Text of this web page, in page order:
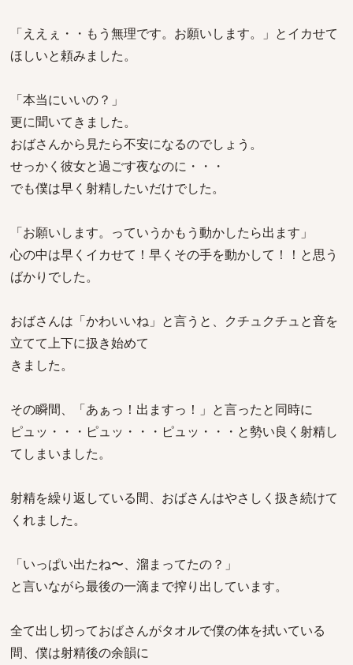
「ええぇ・・もう無理です。お願いします。」とイカせて
ほしいと頼みました。
「本当にいいの？」
更に聞いてきました。
おばさんから見たら不安になるのでしょう。
せっかく彼女と過ごす夜なのに・・・
でも僕は早く射精したいだけでした。
「お願いします。っていうかもう動かしたら出ます」
心の中は早くイカせて！早くその手を動かして！！と思う
ばかりでした。
おばさんは「かわいいね」と言うと、クチュクチュと音を
立てて上下に扱き始めて
きました。
その瞬間、「あぁっ！出ますっ！」と言ったと同時に
ピュッ・・・ピュッ・・・ピュッ・・・と勢い良く射精し
てしまいました。
射精を繰り返している間、おばさんはやさしく扱き続けて
くれました。
「いっぱい出たね〜、溜まってたの？」
と言いながら最後の一滴まで搾り出しています。
全て出し切っておばさんがタオルで僕の体を拭いている
間、僕は射精後の余韻に